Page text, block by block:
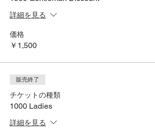
詳細を見る
価格
￥1,500
販売終了
チケットの種類
1000 Ladies
詳細を見る